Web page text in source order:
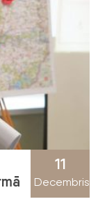
11
Decembris